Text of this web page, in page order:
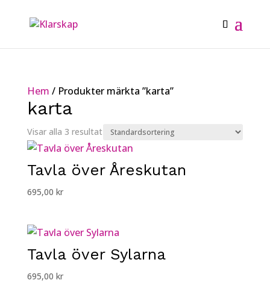
Hem / Produkter märkta ”karta”
karta
Visar alla 3 resultat
Tavla över Åreskutan
695,00 kr
Tavla över Sylarna
695,00 kr